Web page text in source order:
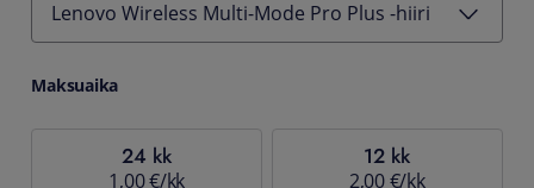
Lenovo Wireless Multi-Mode Pro Plus -hiiri
Maksuaika
24 kk
1,00 €/kk
12 kk
2,00 €/kk